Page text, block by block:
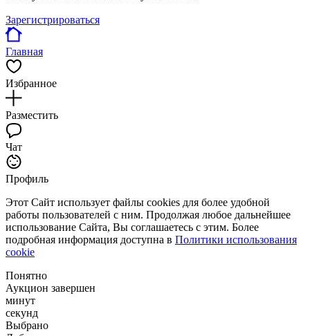
Зарегистрироваться
Главная
Избранное
Разместить
Чат
Профиль
Этот Сайт использует файлы cookies для более удобной
работы пользователей с ним. Продолжая любое дальнейшее
использование Сайта, Вы соглашаетесь с этим. Более
подробная информация доступна в Политики использования
cookie
Понятно
Аукцион завершен
минут
секунд
Выбрано